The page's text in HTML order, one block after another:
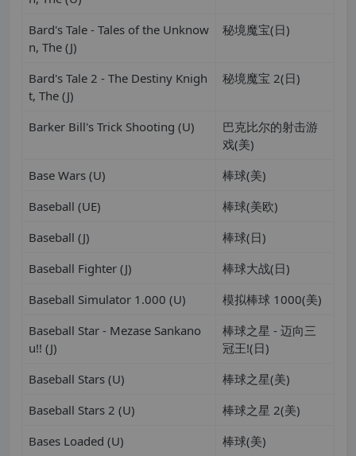
Bard's Tale - Tales of the Unknow
n, The (J)
秘境魔宝(日)
Bard's Tale 2 - The Destiny Knigh
t, The (J)
秘境魔宝 2(日)
Barker Bill's Trick Shooting (U)
巴克比尔的射击游
戏(美)
Base Wars (U)
棒球(美)
Baseball (UE)
棒球(美欧)
Baseball (J)
棒球(日)
Baseball Fighter (J)
棒球大战(日)
Baseball Simulator 1.000 (U)
模拟棒球 1000(美)
Baseball Star - Mezase Sankano
u!! (J)
棒球之星 - 迈向三
冠王!(日)
Baseball Stars (U)
棒球之星(美)
Baseball Stars 2 (U)
棒球之星 2(美)
Bases Loaded (U)
棒球(美)